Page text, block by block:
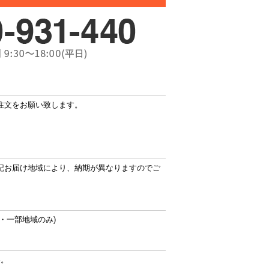
をお願い致します。
届け地域により、納期が異なりますのでご
一部地域のみ)